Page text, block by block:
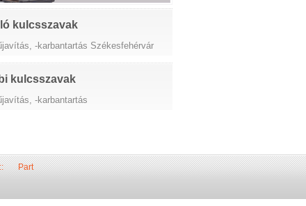
kulcsszavak
-karbantartás Székesfehérvár
kulcsszavak
-karbantartás
Part